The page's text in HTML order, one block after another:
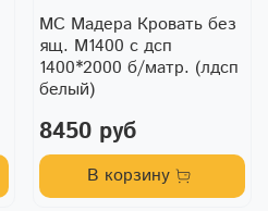
МС Мадера Кровать без
ящ. М1400 с дсп
1400*2000 б/матр. (лдсп
белый)
8450 руб
В корзину